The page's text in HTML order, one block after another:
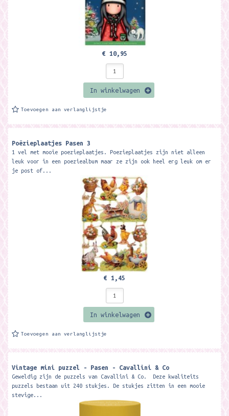
€ 10,95
In winkelwagen
Toevoegen aan verlanglijstje
Poëzieplaatjes Pasen 3
1 vel met mooie poezieplaatjes. Poezieplaatjes zijn niet alleen
leuk voor in een poeziealbum maar ze zijn ook heel erg leuk om er
je post of...
€ 1,45
In winkelwagen
Toevoegen aan verlanglijstje
Vintage mini puzzel - Pasen - Cavallini & Co
Geweldig zijn de puzzels van Cavallini & Co. Deze kwaliteits
puzzels bestaan uit 240 stukjes. De stukjes zitten in een mooie
stevige...